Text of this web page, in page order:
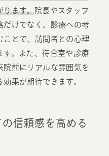
ります。院長やスタッフ
だけでなく、診療への考
ことで、訪問者との心理
す。また、待合室や診療
院前にリアルな雰囲気を
果が期待できます。
信頼感を高める